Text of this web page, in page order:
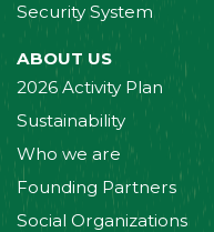
Security System
ABOUT US
2026 Activity Plan
Sustainability
Who we are
Founding Partners
Social Organizations